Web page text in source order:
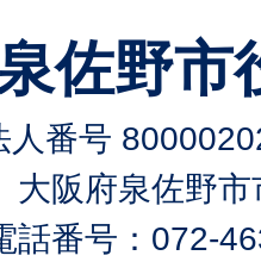
佐野市
人番号
阪府泉佐野市
話番号：072-